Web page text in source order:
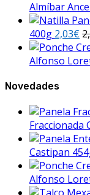
Almíbar
400g 2,03€
Alfonso
Novedades
Fraccionada
Castipan
Alfonso